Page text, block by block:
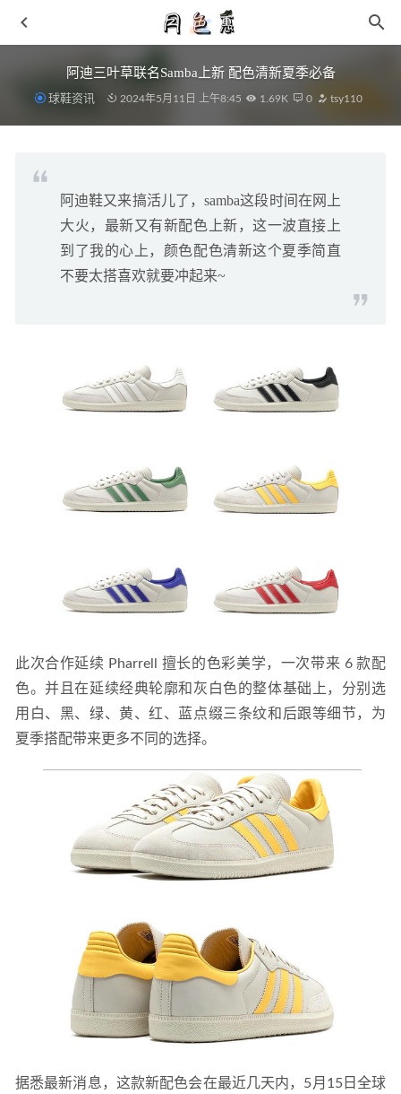
阿迪三叶草联名Samba上新 配色清新夏季必备
球鞋资讯 2024年5月11日 上午8:45 1.69K 0 tsy110
阿迪鞋又来搞活儿了，samba这段时间在网上
大火，最新又有新配色上新，这一波直接上
到了我的心上，颜色配色清新这个夏季简直
不要太搭喜欢就要冲起来~
此次合作延续 Pharrell 擅长的色彩美学，一次带来 6 款配
色。并且在延续经典轮廓和灰白色的整体基础上，分别选
用白、黑、绿、黄、红、蓝点缀三条纹和后跟等细节，为
夏季搭配带来更多不同的选择。
据悉最新消息，这款新配色会在最近几天内，5月15日全球
SUBU. 2021 秋冬鞋款系列公布，为双脚保暖做准备 2021-
红丝绸鞋带！陈冠希Clot x 匡威新联名官方曝光，限量发
萨洛蒙 XT-6 全新“竹”、“莲”配色鞋款系列首次亮相
2021-